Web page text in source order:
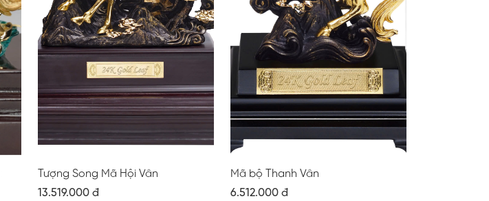
Tượng Song Mã Hội Vân
13.519.000 đ
Mã bộ Thanh Vân
6.512.000 đ